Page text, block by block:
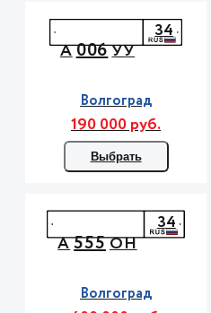
А006УУ
34
Волгоград
190 000 руб.
Выбрать
А555ОН
34
Волгоград